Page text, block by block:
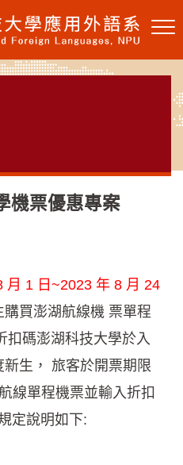
機票優惠專案
月 1 日~2023 年 8 月 24
買澎湖航線機 票單程
扣碼澎湖科技大學於入
生， 旅客於開票期限
線單程機票並輸入折扣
定說明如下: